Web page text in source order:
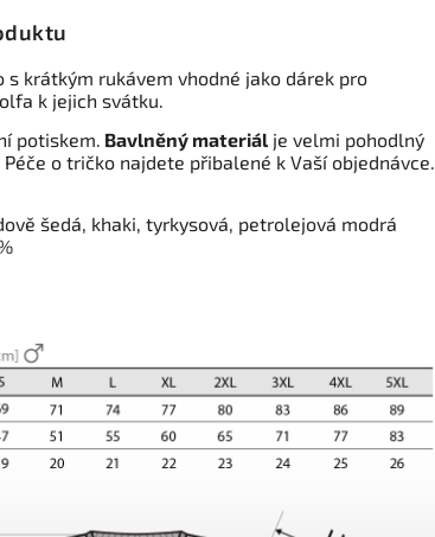
s krátkým rukávem vhodné jako dárek pro
k jejich svátku.
potiskem. Bavlněný materiál je velmi pohodlný
o tričko najdete přibalené k Vaší objednávce.
šedá, khaki, tyrkysová, petrolejová modrá